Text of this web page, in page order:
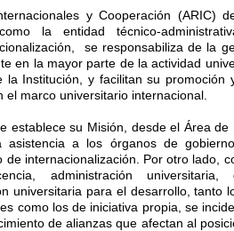
y Cooperación (ARIC)
la entidad técnico-
se responsabiliza de la
en la mayor parte de la actividad
la Institución, y facilitan su promoción
el marco universitario internacional.
establece su Misión, desde el Área
asistencia a los órganos de
de internacionalización. Por otro lado,
administración universitaria,
universitaria para el desarrollo, tanto
como los de iniciativa propia, se
de alianzas que afectan al